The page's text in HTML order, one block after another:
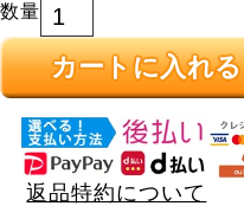
カートに入れる
返品特約について